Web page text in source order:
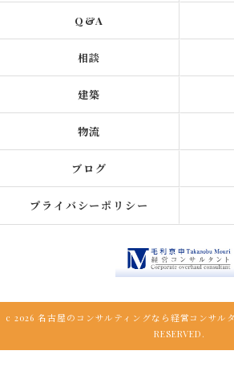
Q&A
相談
建築
物流
ブログ
プライバシーポリシー
c 2026 名古屋のコンサルティングなら経営コンサル
RESERVED.